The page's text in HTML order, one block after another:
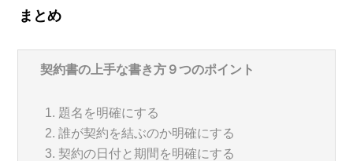
まとめ
契約書の上手な書き方９つのポイント
題名を明確にする
誰が契約を結ぶのか明確にする
契約の日付と期間を明確にする